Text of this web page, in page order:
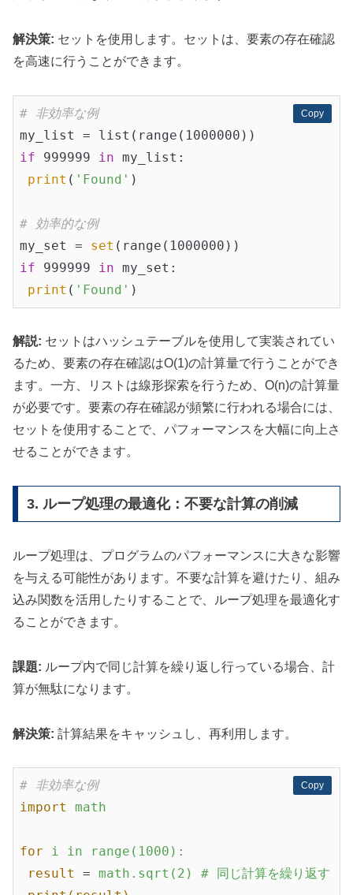
解決策: セットを使用します。セットは、要素の存在確認
を高速に行うことができます。
Copy
Copy
# 非効率な例
if 999999 in my_list:
print ( 'Found' )
# 効率的な例
my_set = set
if 999999 in my_set:
print ( 'Found'
解説: セットはハッシュテーブルを使用して実装されてい
るため、要素の存在確認はO(1)の計算量で行うことができ
ます。一方、リストは線形探索を行うため、O(n)の計算量
が必要です。要素の存在確認が頻繁に行われる場合には、
セットを使用することで、パフォーマンスを大幅に向上さ
せることができます。
3. ループ処理の最適化：不要な計算の削減
ループ処理は、プログラムのパフォーマンスに大きな影響
を与える可能性があります。不要な計算を避けたり、組み
込み関数を活用したりすることで、ループ処理を最適化す
ることができます。
課題: ループ内で同じ計算を繰り返し行っている場合、計
算が無駄になります。
解決策: 計算結果をキャッシュし、再利用します。
Copy
Copy
# 非効率な例
import
math
for
i in range(1000):
result
= math.sqrt(2) # 同じ計算を繰り返す